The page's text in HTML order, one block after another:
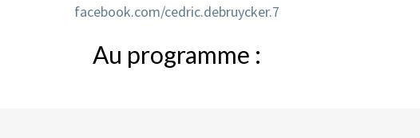
facebook.com/cedric.debruycker.7
Au programme :